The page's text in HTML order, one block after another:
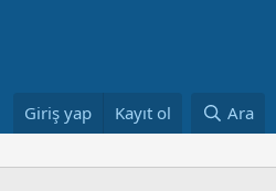
Giriş yap Kayıt ol Ara